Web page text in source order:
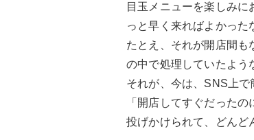
目玉メニューを楽しみ
っと早く来ればよかった
たとえ、それが開店間も
の中で処理していたよう
それが、今は、SNS上で
「開店してすぐだった
投げかけられて、どんど